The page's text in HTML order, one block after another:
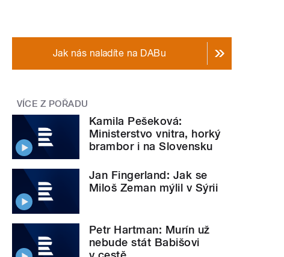
Jak nás naladíte na DABu
VÍCE Z POŘADU
Kamila Pešeková:
Ministerstvo vnitra, horký
brambor i na Slovensku
Jan Fingerland: Jak se
Miloš Zeman mýlil v Sýrii
Petr Hartman: Murín už
nebude stát Babišovi